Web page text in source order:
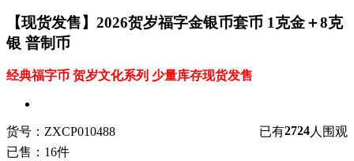
【现货发售】2026贺岁福字金银币套币 1克金＋8克
银 普制币
经典福字币 贺岁文化系列 少量库存现货发售
货号：ZXCP010488 已有2724人围观
已售：16件